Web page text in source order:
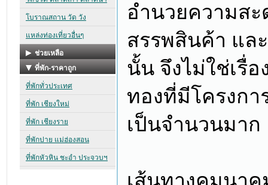
อำนวยความส
สรรพสินค้า แล
นั้น จึงไม่ใช่เรื่
ทองที่มีโครงกา
เป็นจำนวนมาก
เส้นทางคมนา